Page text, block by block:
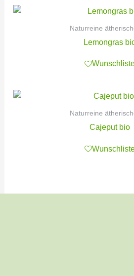
Naturreine
Lemongras
Naturreine
Cajeput bio